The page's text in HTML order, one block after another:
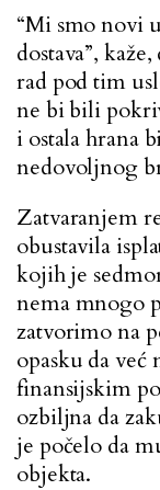
“Mi smo novi
dostava”,
rad pod tim
ne bi bili
i ostala hrana
nedovoljnog
Zatvaranjem
obustavila
kojih je
nema mnogo
zatvorimo na
opasku da već
finansijskim
ozbiljna da
je počelo da
objekta.